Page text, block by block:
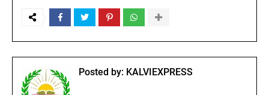
Posted by: KALVIEXPRESS